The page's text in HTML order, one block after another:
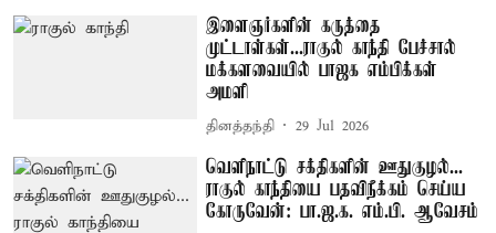
இளைஞர்களின் கருத்தை
முட்டாள்கள்...ராகுல் காந்தி பேச்சால்
மக்களவையில் பாஜக எம்பிக்கள்
அமளி
தினத்தந்தி 29 Jul 2026
வெளிநாட்டு சக்திகளின் ஊதுகுழல்...
ராகுல் காந்தியை பதவிநீக்கம் செய்ய
கோருவேன்: பா.ஜ.க. எம்.பி. ஆவேசம்